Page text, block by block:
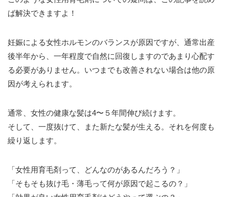
ば解決できますよ！
妊娠による女性ホルモンのバランスが原因ですが、通常出産
後半年から、一年程度で自然に回復しますのであまり心配す
る必要がありません。いつまでも改善されない場合は他の原
因が考えられます。
通常、女性の健康な髪は4〜５年間伸び続けます。
そして、一度抜けて、また新たな髪が生える。それを何度も
繰り返します。
「女性用育毛剤って、どんなのがあるんだろう？」
「そもそも抜け毛・薄毛って何が原因で起こるの？」